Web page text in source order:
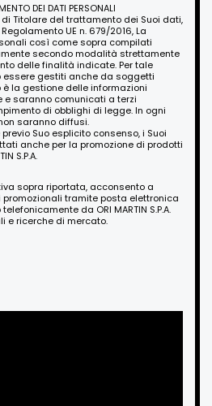
DEI DATI PERSONALI
di Titolare del trattamento dei Suoi dati,
UE n. 679/2016, La
così come sopra compilati
secondo modalità strettamente
delle finalità indicate. Per tale
essere gestiti anche da soggetti
la gestione delle informazioni
saranno comunicati a terzi
di obblighi di legge. In ogni
saranno diffusi.
Suo esplicito consenso, i Suoi
anche per la promozione di prodotti
S.P.A.
sopra riportata, acconsento a
tramite posta elettronica
da ORI MARTIN S.P.A.
e ricerche di mercato.